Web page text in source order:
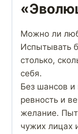
Можно ли
Испытывать
столько,
себя.
Без шансов
ревность и
желание.
чужих лицах